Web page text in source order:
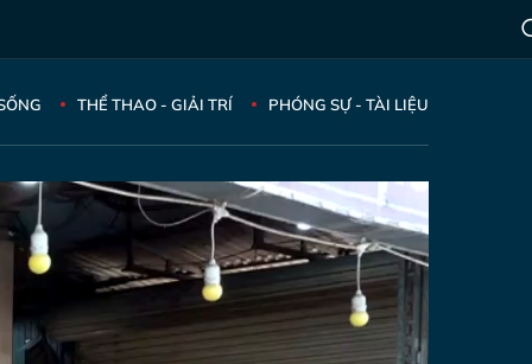
THỂ THAO - GIẢI TRÍ PHÓNG SỰ - TÀI LIỆU